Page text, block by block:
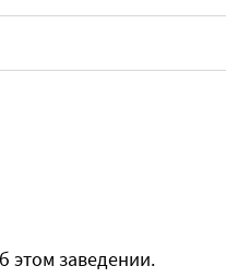
этом заведении.